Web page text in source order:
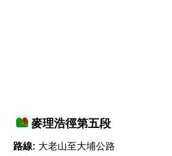
麥理浩徑第五段
路線: 大老山至大埔公路